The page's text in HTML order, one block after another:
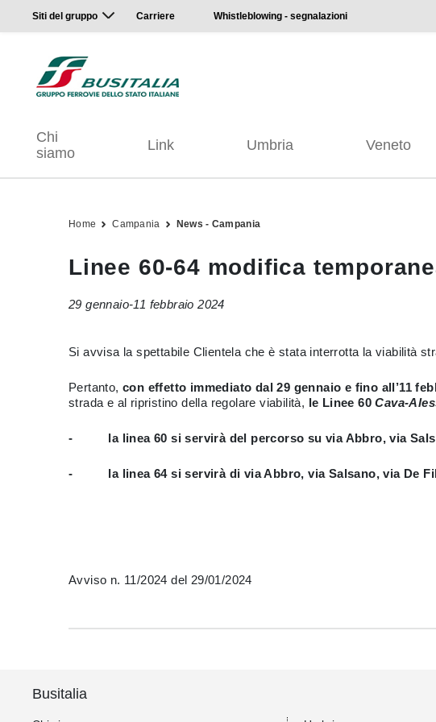
Siti del gruppo Carriere Whistleblowing - segnalazioni
Chi
siamo
Link Umbria Veneto
Home Campania News - Campania
Linee 60-64 modifica
29 gennaio-11 febbraio 2024
Si avvisa la spettabile Clientela che è stata interrotta la viabilità
Pertanto, con effetto immediato dal 29 gennaio e fino all’11
strada e al ripristino della regolare viabilità, le Linee 60Cava-
- la linea 60 si servirà del percorso su via Abbro, via
- la linea 64 si servirà di via Abbro, via Salsano, via De
Avviso n. 11/2024 del 29/01/2024
Busitalia